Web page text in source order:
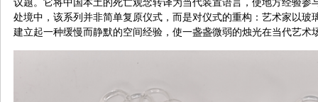
议题。它将中国本土的死亡观念转译为当代装置语言，使地方经验参
处境中，该系列并非简单复原仪式，而是对仪式的重构：艺术家以玻
建立起一种缓慢而静默的空间经验，使一盏盏微弱的烛光在当代艺术